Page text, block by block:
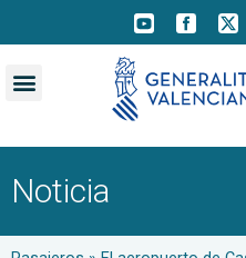
Noticia